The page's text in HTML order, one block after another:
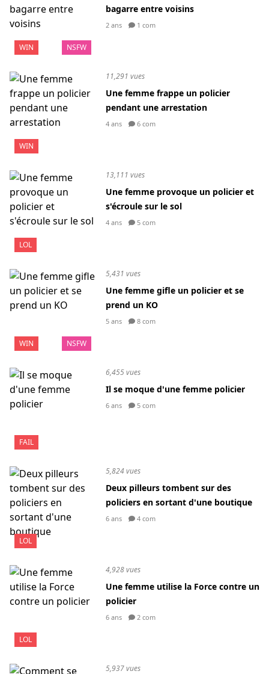
WIN NSFW
bagarre entre voisins
2 ans 1 com
WIN
11,291 vues
Une femme frappe un policier
pendant une arrestation
4 ans 6 com
LOL
13,111 vues
Une femme provoque un policier et
s'écroule sur le sol
4 ans 5 com
WIN NSFW
5,431 vues
Une femme gifle un policier et se
prend un KO
5 ans 8 com
FAIL
6,455 vues
Il se moque d'une femme policier
6 ans 5 com
LOL
5,824 vues
Deux pilleurs tombent sur des
policiers en sortant d'une boutique
6 ans 4 com
LOL
4,928 vues
Une femme utilise la Force contre un
policier
6 ans 2 com
5,937 vues